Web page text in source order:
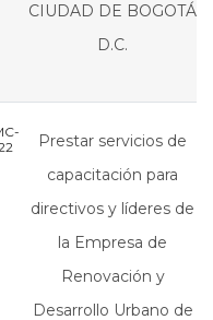
CIUDAD DE BOGOTÁ
D.C.
Prestar servicios de
capacitación para
directivos y líderes de
la Empresa de
Renovación y
Desarrollo Urbano de